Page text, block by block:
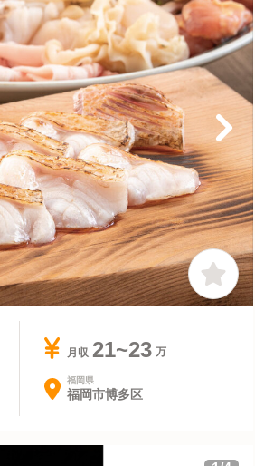
月収 21~23
福岡県
福岡市博多区